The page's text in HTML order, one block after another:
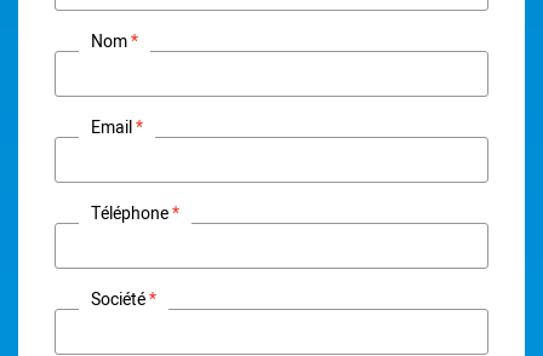
Nom
Email
Téléphone
Société